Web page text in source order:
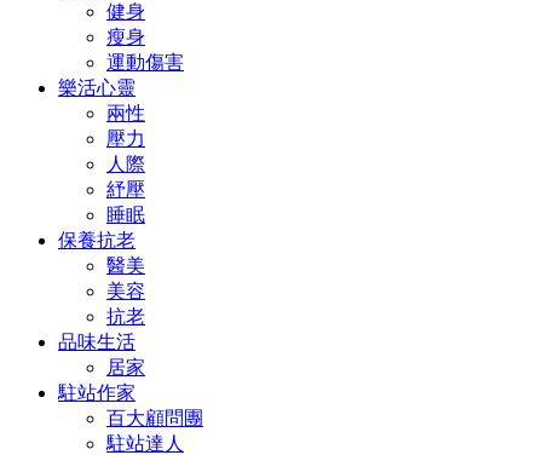
健身
瘦身
運動傷害
樂活心靈
兩性
壓力
人際
紓壓
睡眠
保養抗老
醫美
美容
抗老
品味生活
居家
駐站作家
百大顧問團
駐站達人